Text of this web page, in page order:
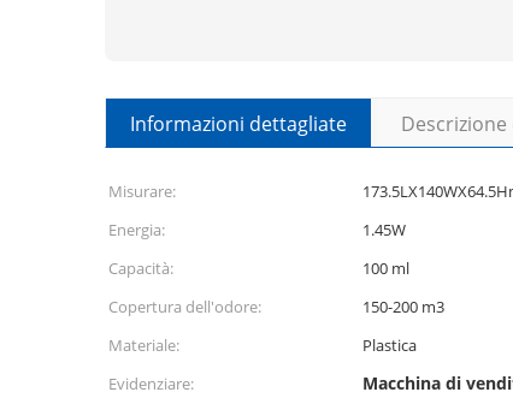
Informazioni dettagliate
Misurare:
Energia:
1.45W
Capacità:
100 ml
Copertura dell'odore:
150-200 m3
Materiale:
Plastica
Evidenziare:
Macchina di